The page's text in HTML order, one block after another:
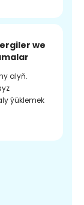
we
alyň.
ýüklemek